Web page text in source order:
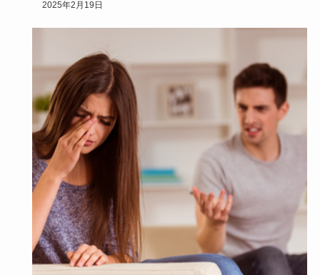
ライフスタイル
生きている意味が分からない時元気になる方法9選！
生きている意味が分からない。そういう時ってありますよ
ね。気分がうつっぽくなって、自分は天涯孤独で誰も助けて
くれないような気…
2025年2月19日